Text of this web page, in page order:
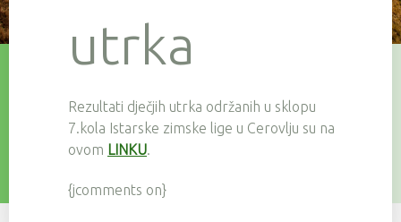
utrka
Rezultati dječjih utrka održanih u sklopu
7.kola Istarske zimske lige u Cerovlju su na
ovom LINKU.
{jcomments on}